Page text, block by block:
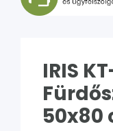
IRIS
50x80